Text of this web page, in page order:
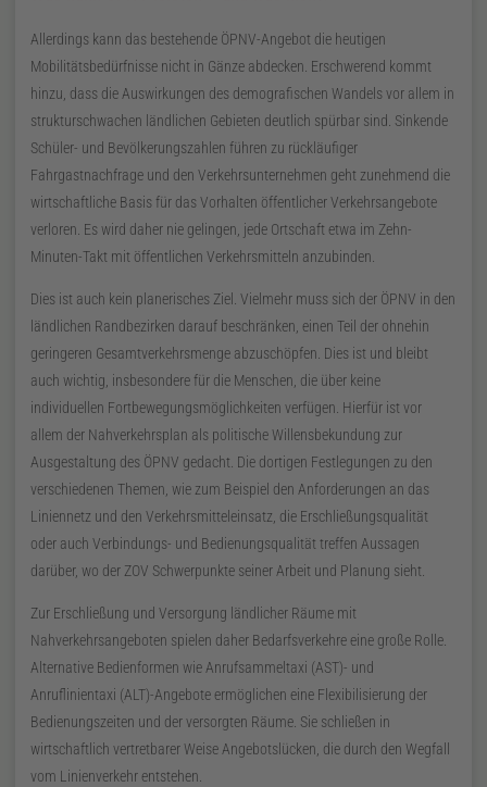
Allerdings kann das bestehende ÖPNV-Angebot die heutigen
Mobilitätsbedürfnisse nicht in Gänze abdecken. Erschwerend kommt
hinzu, dass die Auswirkungen des demografischen Wandels vor allem in
strukturschwachen ländlichen Gebieten deutlich spürbar sind. Sinkende
Schüler- und Bevölkerungszahlen führen zu rückläufiger
Fahrgastnachfrage und den Verkehrsunternehmen geht zunehmend die
wirtschaftliche Basis für das Vorhalten öffentlicher Verkehrsangebote
verloren. Es wird daher nie gelingen, jede Ortschaft etwa im Zehn-
Minuten-Takt mit öffentlichen Verkehrsmitteln anzubinden.
Dies ist auch kein planerisches Ziel. Vielmehr muss sich der ÖPNV in den
ländlichen Randbezirken darauf beschränken, einen Teil der ohnehin
geringeren Gesamtverkehrsmenge abzuschöpfen. Dies ist und bleibt
auch wichtig, insbesondere für die Menschen, die über keine
individuellen Fortbewegungsmöglichkeiten verfügen. Hierfür ist vor
allem der Nahverkehrsplan als politische Willensbekundung zur
Ausgestaltung des ÖPNV gedacht. Die dortigen Festlegungen zu den
verschiedenen Themen, wie zum Beispiel den Anforderungen an das
Liniennetz und den Verkehrsmitteleinsatz, die Erschließungsqualität
oder auch Verbindungs- und Bedienungsqualität treffen Aussagen
darüber, wo der ZOV Schwerpunkte seiner Arbeit und Planung sieht.
Zur Erschließung und Versorgung ländlicher Räume mit
Nahverkehrsangeboten spielen daher Bedarfsverkehre eine große Rolle.
Alternative Bedienformen wie Anrufsammeltaxi (AST)- und
Anruflinientaxi (ALT)-Angebote ermöglichen eine Flexibilisierung der
Bedienungszeiten und der versorgten Räume. Sie schließen in
wirtschaftlich vertretbarer Weise Angebotslücken, die durch den Wegfall
vom Linienverkehr entstehen.